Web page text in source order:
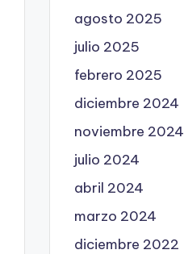
agosto 2025
julio 2025
febrero 2025
diciembre 2024
noviembre 2024
julio 2024
abril 2024
marzo 2024
diciembre 2022